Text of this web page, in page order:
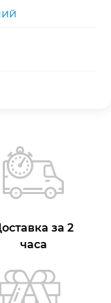
за 2
часа